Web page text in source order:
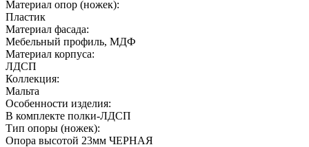
Материал опор (ножек):
Пластик
Материал фасада:
Мебельный профиль, МДФ
Материал корпуса:
ЛДСП
Коллекция:
Мальта
Особенности изделия:
В комплекте полки-ЛДСП
Тип опоры (ножек):
Опора высотой 23мм ЧЕРНАЯ